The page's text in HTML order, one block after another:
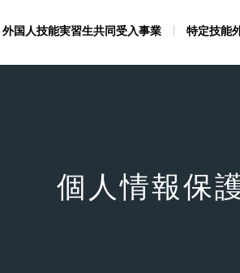
外国人技能実習生共同受入事業 特定技能
個人情報保